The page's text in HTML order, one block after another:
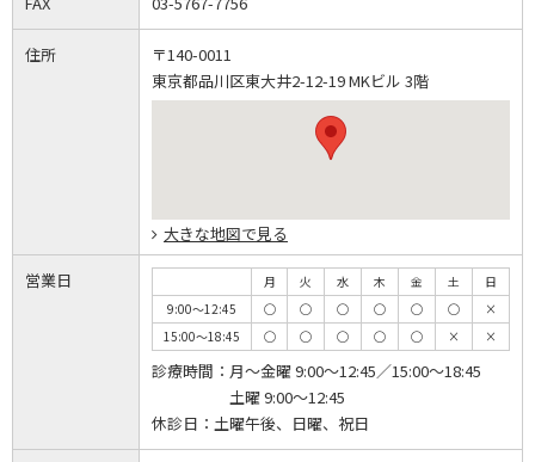
住所
〒140-0011
東京都品川区東大井2-12-19 MKビル 3階
大きな地図で見る
営業日 月 火 水 木 金 土
日
9:00～12:45
◯ ◯ ◯ ◯ ◯ ◯
×
15:00～18:45
◯ ◯ ◯ ◯ ◯ × ×
診療時間： 月～金曜 9:00～12:45／15:00～18:45
土曜 9:00～12:45
休診日： 土曜午後、日曜、祝日